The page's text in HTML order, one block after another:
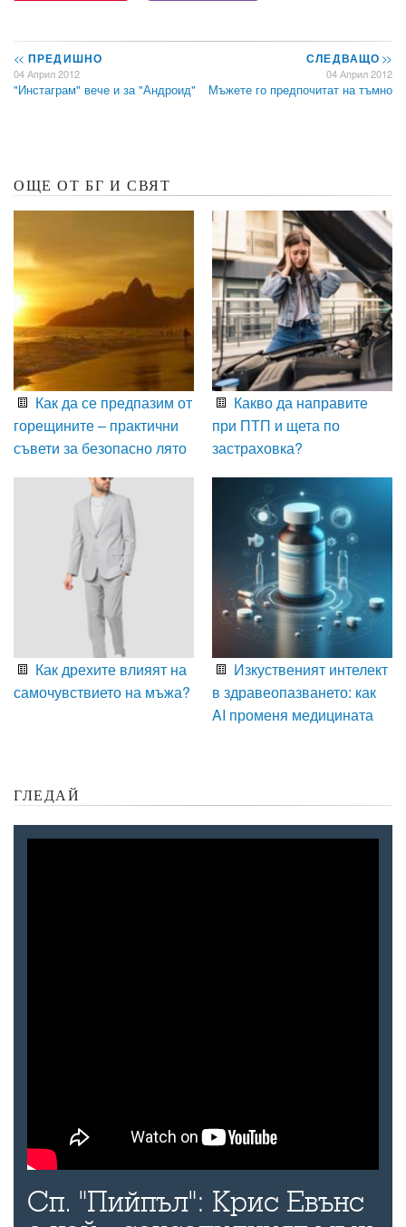
<< ПРЕДИШНО
04 Април 2012
"Инстаграм" вече и за "Андроид"
СЛЕДВАЩО>>
04 Април 2012
Мъжете го предпочитат на тъмно
ОЩЕ ОТ БГ И СВЯТ
Как да се предпазим от
горещините – практични
съвети за безопасно лято
Какво да направите
при ПТП и щета по
застраховка?
Как дрехите влияят на
самочувствието на мъжа?
Изкуственият интелект
в здравеопазването: как
AI променя медицината
ГЛЕДАЙ
Сп. "Пийпъл": Крис Евънс